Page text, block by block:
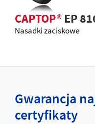
CAPTOP®EP
Nasadki zaciskowe
Gwarancja
certyfikaty